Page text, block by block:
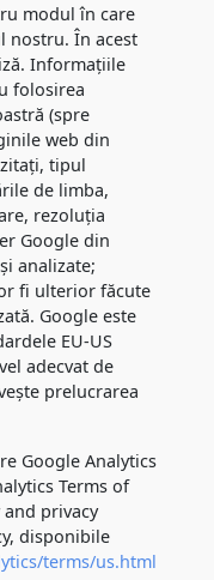
modul în care
nostru. În acest
Informațiile
folosirea
(spre
web din
tipul
de limba,
rezoluția
Google din
analizate;
fi ulterior făcute
Google este
EU-US
adecvat de
prelucrarea
Google Analytics
Terms of
and privacy
disponibile
terms/us.html